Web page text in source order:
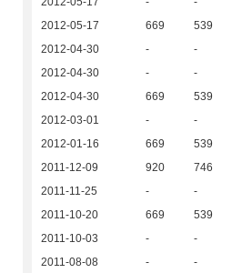
2012-05-17
669 539
2012-04-30
- -
2012-04-30
- -
2012-04-30
669 539
2012-03-01
- -
2012-01-16
669 539
2011-12-09
920 746
2011-11-25
- -
2011-10-20
669 539
2011-10-03
- -
2011-08-08
- -